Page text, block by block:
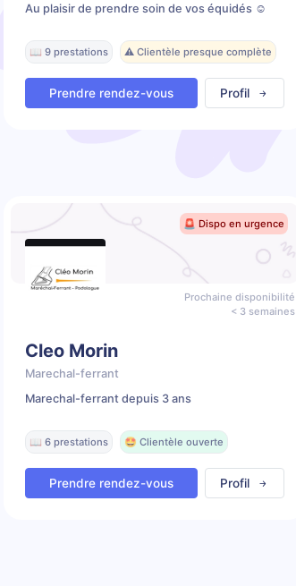
Au plaisir de prendre soin de vos équidés ☺️
📖 9 prestations ⚠️ Clientèle presque complète
Prendre rendez-vous Profil
🚨 Dispo en urgence
Prochaine disponibilité
< 3 semaines
Cleo Morin
Marechal-ferrant
Marechal-ferrant depuis 3 ans
📖 6 prestations 🤩 Clientèle ouverte
Prendre rendez-vous Profil